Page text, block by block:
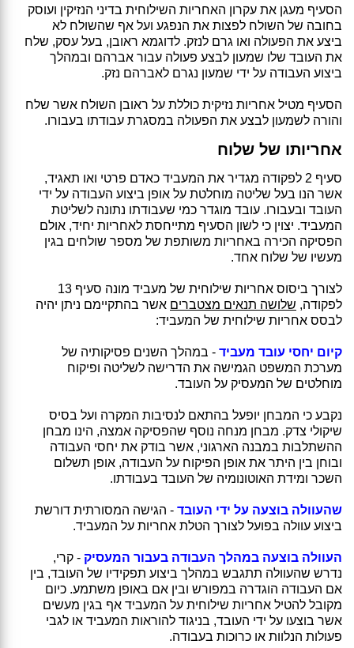
הסעיף מעגן את עקרון האחריות השילוחית בדיני הנזיקין ועוסק
בחובה של השולח לפצות את הנפגע ועל אף שהשולח לא
ביצע את הפעולה ואו גרם לנזק. לדוגמא ראובן, בעל עסק, שלח
את העובד שלו שמעון לבצע פעולה עבור אברהם ובמהלך
ביצוע העבודה על ידי שמעון נגרם לאברהם נזק.
הסעיף מטיל אחריות נזיקית כוללת על ראובן השולח אשר שלח
והורה לשמעון לבצע את הפעולה במסגרת עבודתו בעבורו.
אחריותו של שלוח
סעיף 2 לפקודה מגדיר את המעביד כאדם פרטי ואו תאגיד,
אשר הנו בעל שליטה מוחלטת על אופן ביצוע העבודה על ידי
העובד ובעבורו. עובד מוגדר כמי שעבודתו נתונה לשליטת
המעביד. יצוין כי לשון הסעיף מתייחסת לאחריות יחיד, אולם
הפסיקה הכירה באחריות משותפת של מספר שולחים בגין
מעשיו של שלוח אחד.
לצורך ביסוס אחריות שילוחית של מעביד מונה סעיף 13
לפקודה, שלושה תנאים מצטברים אשר בהתקיימם ניתן יהיה
לבסס אחריות שילוחית של המעביד:
קיום יחסי עובד מעביד - במהלך השנים פסיקותיה של
מערכת המשפט הגמישה את הדרישה לשליטה ופיקוח
מוחלטים של המעסיק על העובד.
נקבע כי המבחן יופעל בהתאם לנסיבות המקרה ועל בסיס
שיקולי צדק. מבחן מנחה נוסף שהפסיקה אמצה, הינו מבחן
ההשתלבות במבנה הארגוני, אשר בודק את יחסי העבודה
ובוחן בין היתר את אופן הפיקוח על העבודה, אופן תשלום
השכר ומידת האוטונומיה של העובד בעבודתו.
שהעוולה בוצעה על ידי העובד - הגישה המסורתית דורשת
ביצוע עוולה בפועל לצורך הטלת אחריות על המעביד.
העוולה בוצעה במהלך העבודה בעבור המעסיק - קרי,
נדרש שהעוולה תתגבש במהלך ביצוע תפקידיו של העובד, בין
אם העבודה הוגדרה במפורש ובין אם באופן משתמע. כיום
מקובל להטיל אחריות שילוחית על המעביד אף בגין מעשים
אשר בוצעו על ידי העובד, בניגוד להוראות המעביד או לגבי
פעולות הנלוות או כרוכות בעבודה.